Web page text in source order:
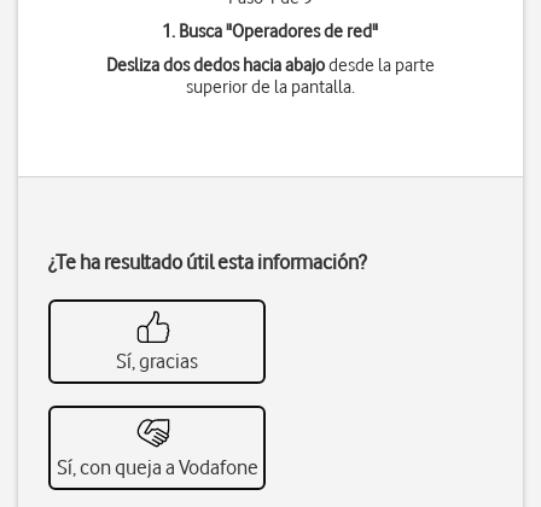
1. Busca "Operadores de red"
Desliza dos dedos hacia abajodesde la parte
superior de la pantalla.
¿Te ha resultado útil esta información?
Sí, gracias
Sí, con queja a Vodafone